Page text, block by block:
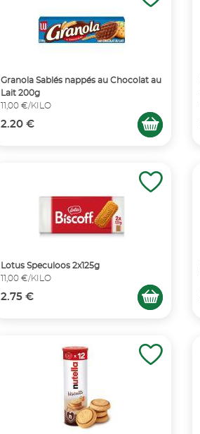
Granola Sablés nappés au Chocolat au
Lait 200g
11,00 €/KILO
2.20 €
Lotus Speculoos 2x125g
11,00 €/KILO
2.75 €